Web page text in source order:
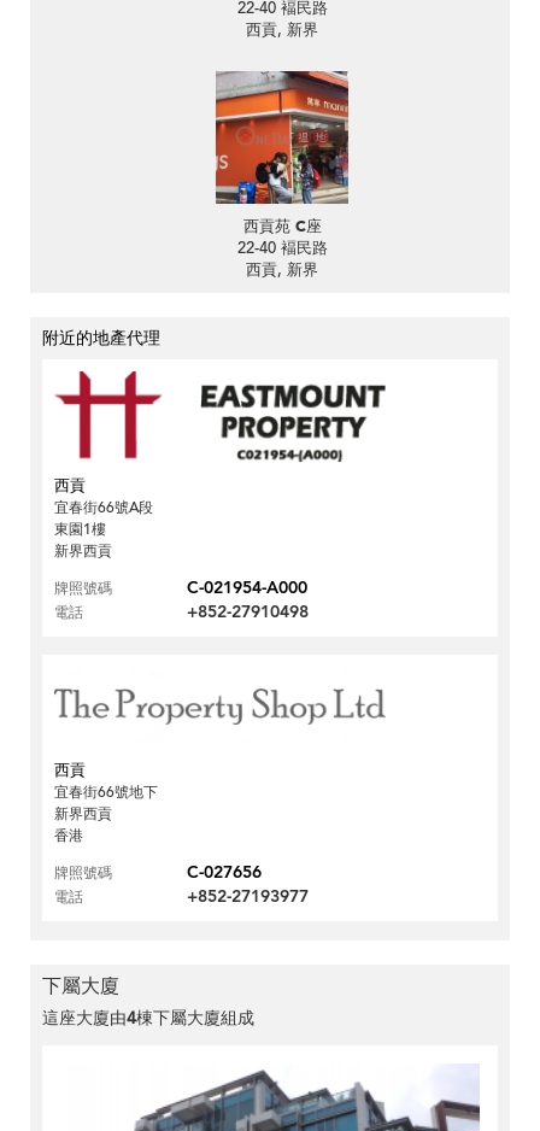
22-40 褔民路
西貢, 新界
西貢苑 C座
22-40 褔民路
西貢, 新界
附近的地產代理
西貢
宜春街66號A段
東園1樓
新界西貢
牌照號碼
C-021954-A000
電話 +852-27910498
西貢
宜春街66號地下
新界西貢
香港
牌照號碼
C-027656
電話 +852-27193977
下屬大廈
這座大廈由4棟下屬大廈組成